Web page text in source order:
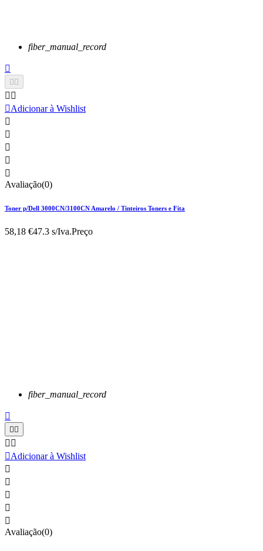
fiber_manual_record


 
Adicionar à Wishlist





Avaliação(0)
Toner p/Dell 3000CN/3100CN Amarelo / Tinteiros Toners e Fita
58,18 €47.3 s/Iva.Preço
fiber_manual_record


 
Adicionar à Wishlist





Avaliação(0)